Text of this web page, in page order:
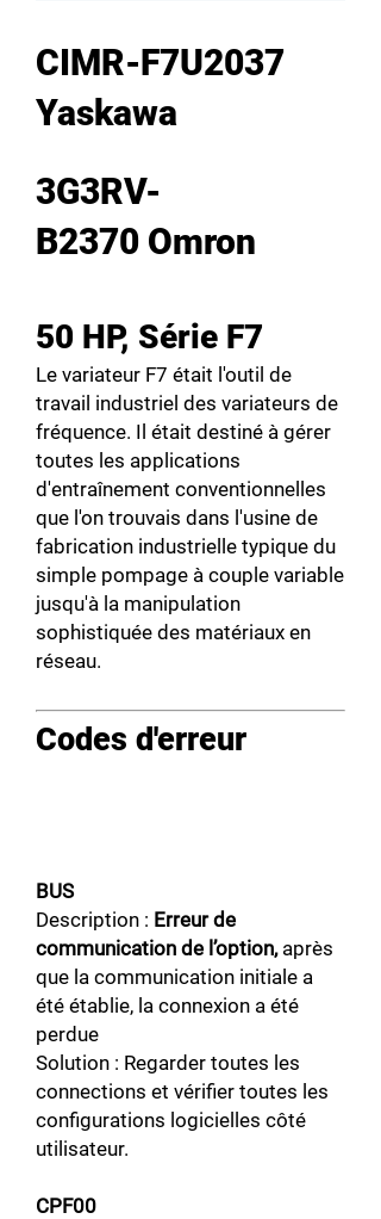
CIMR-F7U2037
Yaskawa
3G3RV-
B2370 Omron
50 HP, Série F7
Le variateur F7 était l'outil de
travail industriel des variateurs de
fréquence. Il était destiné à gérer
toutes les applications
d'entraînement conventionnelles
que l'on trouvais dans l'usine de
fabrication industrielle typique du
simple pompage à couple variable
jusqu'à la manipulation
sophistiquée des matériaux en
réseau.
Codes d'erreur
BUS
Description : Erreur de
communication de l’option, après
que la communication initiale a
été établie, la connexion a été
perdue
Solution : Regarder toutes les
connections et vérifier toutes les
configurations logicielles côté
utilisateur.
CPF00